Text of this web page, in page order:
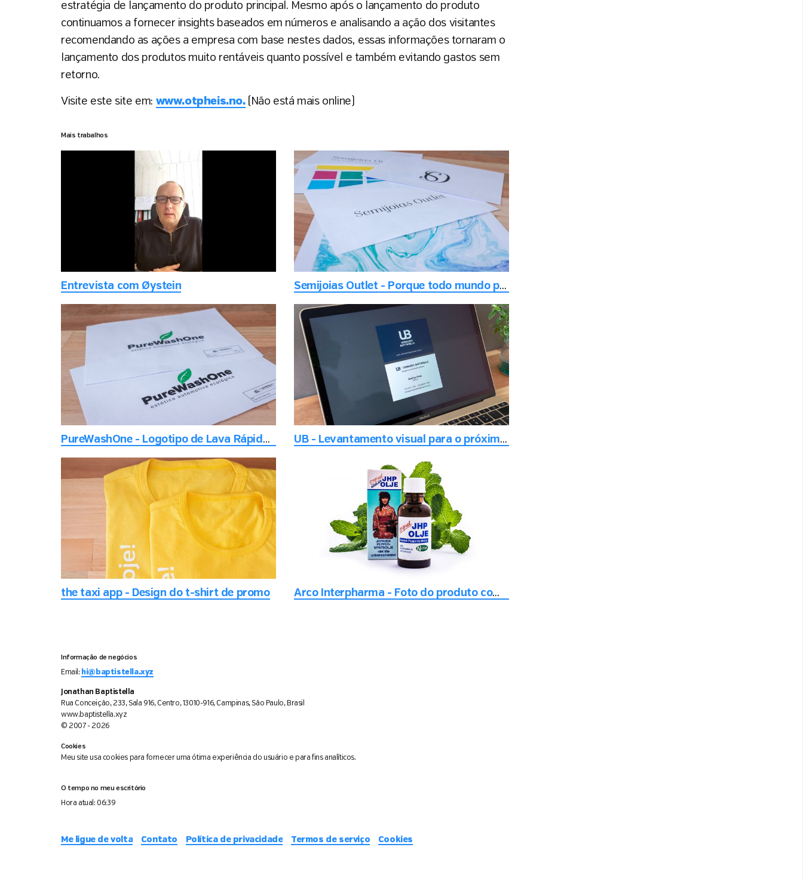
estratégia de lançamento do produto principal. Mesmo após o lançamento do produto
continuamos a fornecer insights baseados em números e analisando a ação dos visitantes
recomendando as ações a empresa com base nestes dados, essas informações tornaram o
lançamento dos produtos muito rentáveis quanto possível e também evitando gastos sem
retorno.
Visite este site em: www.otpheis.no.(Não está mais online)
Mais trabalhos
Entrevista com Øystein Semijoias Outlet - Porque todo mundo precisa de um dia brilhante
PureWashOne - Logotipo de Lava Rápido visando o meio ambiente UB - Levantamento visual para o próximo nível de negócios
the taxi app - Design do t-shirt de promo Arco Interpharma - Foto do produto com foco nos detalhes
Informação de negócios
Email: hi@baptistella.xyz
Jonathan Baptistella
Rua Conceição, 233, Sala 916, Centro, 13010-916, Campinas, São Paulo, Brasil
www.baptistella.xyz
© 2007 - 2026
Cookies
Meu site usa cookies para fornecer uma ótima experiência do usuário e para fins analíticos.
O tempo no meu escritório
Hora atual: 06:39
Me ligue de volta Contato Política de privacidade Termos de serviço Cookies